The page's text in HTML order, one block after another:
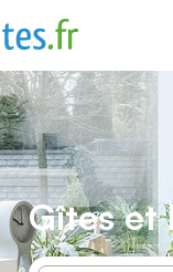
Gîtes et